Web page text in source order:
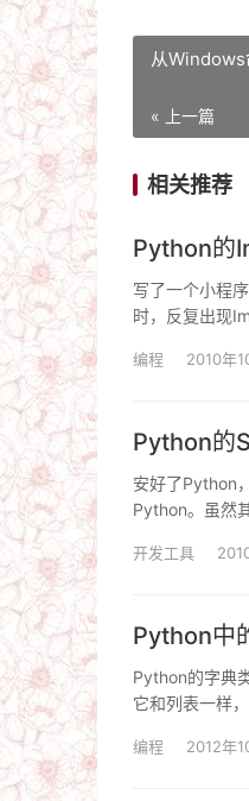
从Windows
« 上一篇
相关推荐
Python的
写了一个小程
时，反复出现
编程 2010年
Python的
安好了Python
Python。虽然
开发工具
Python中
Python的字典
它和列表一样
编程 2012年